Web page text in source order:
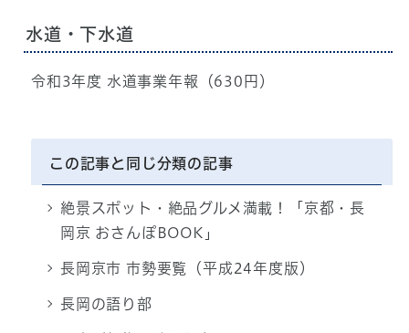
水道・下水道
令和3年度 水道事業年報（630円）
この記事と同じ分類の記事
絶景スポット・絶品グルメ満載！「京都・長
岡京 おさんぽBOOK」
長岡京市 市勢要覧（平成24年度版）
長岡の語り部